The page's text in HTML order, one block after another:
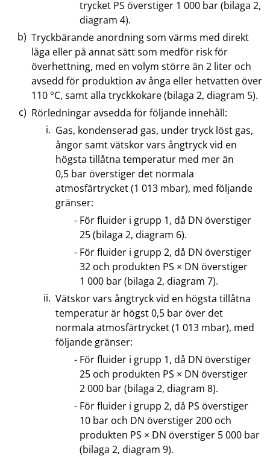
trycket PS överstiger 1 000 bar (bilaga 2,
diagram 4).
Tryckbärande anordning som värms med direkt
låga eller på annat sätt som medför risk för
överhettning, med en volym större än 2 liter och
avsedd för produktion av ånga eller hetvatten över
110 °C, samt alla tryckkokare (bilaga 2, diagram 5).
Rörledningar avsedda för följande innehåll:
Gas, kondenserad gas, under tryck löst gas,
ångor samt vätskor vars ångtryck vid en
högsta tillåtna temperatur med mer än
0,5 bar överstiger det normala
atmosfärtrycket (1 013 mbar), med följande
gränser:
För fluider i grupp 1, då DN överstiger
25 (bilaga 2, diagram 6).
För fluider i grupp 2, då DN överstiger
32 och produkten PS × DN överstiger
1 000 bar (bilaga 2, diagram 7).
Vätskor vars ångtryck vid en högsta tillåtna
temperatur är högst 0,5 bar över det
normala atmosfärtrycket (1 013 mbar), med
följande gränser:
För fluider i grupp 1, då DN överstiger
25 och produkten PS × DN överstiger
2 000 bar (bilaga 2, diagram 8).
För fluider i grupp 2, då PS överstiger
10 bar och DN överstiger 200 och
produkten PS × DN överstiger 5 000 bar
(bilaga 2, diagram 9).